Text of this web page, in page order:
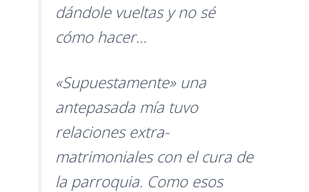
dándole vueltas y no sé
cómo hacer…
«Supuestamente» una
antepasada mía tuvo
relaciones extra-
matrimoniales con el cura de
la parroquia. Como esos